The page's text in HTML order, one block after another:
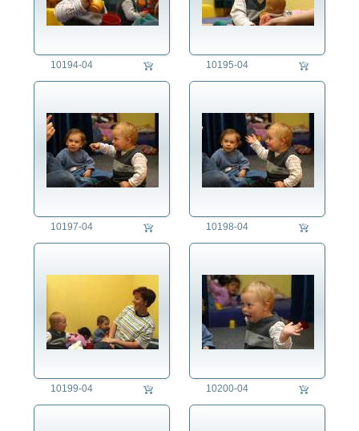
10194-04 10195-04
10197-04 10198-04
10199-04 10200-04